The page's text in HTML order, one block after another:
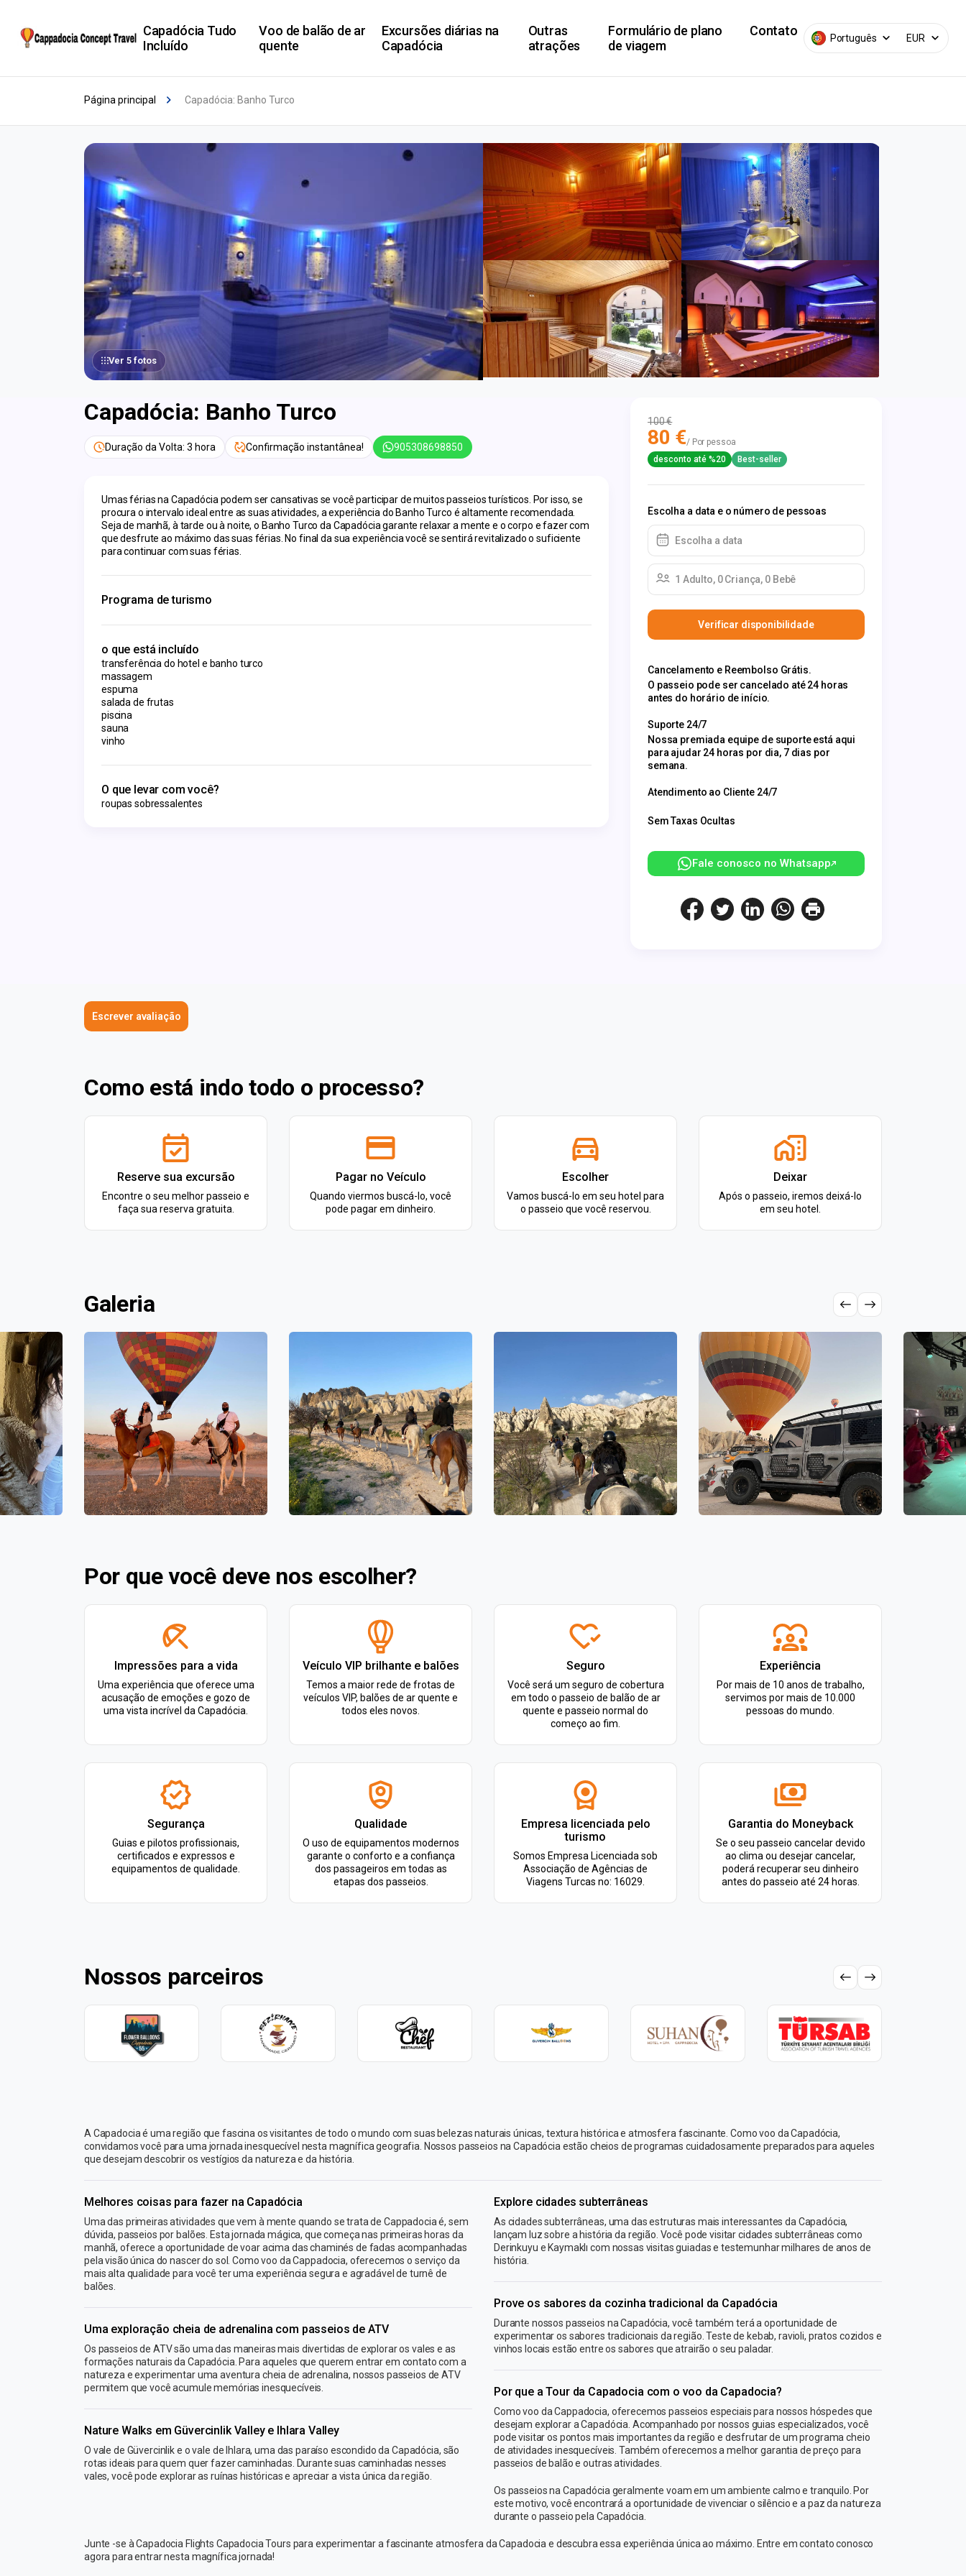
Capadócia Tudo
Incluído
Voo de balão de ar
quente
Excursões diárias na
Capadócia
Outras
atrações
Formulário de plano
de viagem
Contato Português EUR
Página principal Capadócia: Banho Turco
Ver 5 fotos
Capadócia: Banho Turco
Duração da Volta: 3 hora Confirmação instantânea! 905308698850
Umas férias na Capadócia podem ser cansativas se você participar de muitos passeios turísticos. Por isso, se
procura o intervalo ideal entre as suas atividades, a experiência do Banho Turco é altamente recomendada.
Seja de manhã, à tarde ou à noite, o Banho Turco da Capadócia garante relaxar a mente e o corpo e fazer com
que desfrute ao máximo das suas férias. No final da sua experiência você se sentirá revitalizado o suficiente
para continuar com suas férias.
Programa de turismo
o que está incluído
transferência do hotel e banho turco
massagem
espuma
salada de frutas
piscina
sauna
vinho
O que levar com você?
roupas sobressalentes
100 €
80 €/ Por pessoa
desconto até %20
Best-seller
Escolha a data e o número de pessoas
Escolha a data
1 Adulto, 0 Criança, 0 Bebê
Verificar disponibilidade
Cancelamento e Reembolso Grátis.
O passeio pode ser cancelado até 24 horas
antes do horário de início.
Suporte 24/7
Nossa premiada equipe de suporte está aqui
para ajudar 24 horas por dia, 7 dias por
semana.
Atendimento ao Cliente 24/7
Sem Taxas Ocultas
Fale conosco no Whatsapp
Escrever avaliação
Como está indo todo o processo?
Reserve sua excursão
Encontre o seu melhor passeio e
faça sua reserva gratuita.
Pagar no Veículo
Quando viermos buscá-lo, você
pode pagar em dinheiro.
Escolher
Vamos buscá-lo em seu hotel para
o passeio que você reservou.
Deixar
Após o passeio, iremos deixá-lo
em seu hotel.
Galeria
Por que você deve nos escolher?
Impressões para a vida
Uma experiência que oferece uma
acusação de emoções e gozo de
uma vista incrível da Capadócia.
Veículo VIP brilhante e balões
Temos a maior rede de frotas de
veículos VIP, balões de ar quente e
todos eles novos.
Seguro
Você será um seguro de cobertura
em todo o passeio de balão de ar
quente e passeio normal do
começo ao fim.
Experiência
Por mais de 10 anos de trabalho,
servimos por mais de 10.000
pessoas do mundo.
Segurança
Guias e pilotos profissionais,
certificados e expressos e
equipamentos de qualidade.
Qualidade
O uso de equipamentos modernos
garante o conforto e a confiança
dos passageiros em todas as
etapas dos passeios.
Empresa licenciada pelo
turismo
Somos Empresa Licenciada sob
Associação de Agências de
Viagens Turcas no: 16029.
Garantia do Moneyback
Se o seu passeio cancelar devido
ao clima ou desejar cancelar,
poderá recuperar seu dinheiro
antes do passeio até 24 horas.
Nossos parceiros
A Capadocia é uma região que fascina os visitantes de todo o mundo com suas belezas naturais únicas, textura histórica e atmosfera fascinante. Como voo da Capadócia,
convidamos você para uma jornada inesquecível nesta magnífica geografia. Nossos passeios na Capadócia estão cheios de programas cuidadosamente preparados para aqueles
que desejam descobrir os vestígios da natureza e da história.
Melhores coisas para fazer na Capadócia
Uma das primeiras atividades que vem à mente quando se trata de Cappadocia é, sem
dúvida, passeios por balões. Esta jornada mágica, que começa nas primeiras horas da
manhã, oferece a oportunidade de voar acima das chaminés de fadas acompanhadas
pela visão única do nascer do sol. Como voo da Cappadocia, oferecemos o serviço da
mais alta qualidade para você ter uma experiência segura e agradável de turnê de
balões.
Uma exploração cheia de adrenalina com passeios de ATV
Os passeios de ATV são uma das maneiras mais divertidas de explorar os vales e as
formações naturais da Capadócia. Para aqueles que querem entrar em contato com a
natureza e experimentar uma aventura cheia de adrenalina, nossos passeios de ATV
permitem que você acumule memórias inesquecíveis.
Nature Walks em Güvercinlik Valley e Ihlara Valley
O vale de Güvercinlik e o vale de Ihlara, uma das paraíso escondido da Capadócia, são
rotas ideais para quem quer fazer caminhadas. Durante suas caminhadas nesses
vales, você pode explorar as ruínas históricas e apreciar a vista única da região.
Explore cidades subterrâneas
As cidades subterrâneas, uma das estruturas mais interessantes da Capadócia,
lançam luz sobre a história da região. Você pode visitar cidades subterrâneas como
Derinkuyu e Kaymaklı com nossas visitas guiadas e testemunhar milhares de anos de
história.
Prove os sabores da cozinha tradicional da Capadócia
Durante nossos passeios na Capadócia, você também terá a oportunidade de
experimentar os sabores tradicionais da região. Teste de kebab, ravioli, pratos cozidos e
vinhos locais estão entre os sabores que atrairão o seu paladar.
Por que a Tour da Capadocia com o voo da Capadocia?
Como voo da Cappadocia, oferecemos passeios especiais para nossos hóspedes que
desejam explorar a Capadócia. Acompanhado por nossos guias especializados, você
pode visitar os pontos mais importantes da região e desfrutar de um programa cheio
de atividades inesquecíveis. Também oferecemos a melhor garantia de preço para
passeios de balão e outras atividades.
Os passeios na Capadócia geralmente voam em um ambiente calmo e tranquilo. Por
este motivo, você encontrará a oportunidade de vivenciar o silêncio e a paz da natureza
durante o passeio pela Capadócia.
Junte -se à Capadocia Flights Capadocia Tours para experimentar a fascinante atmosfera da Capadocia e descubra essa experiência única ao máximo. Entre em contato conosco
agora para entrar nesta magnífica jornada!